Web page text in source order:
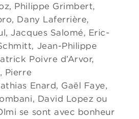
Philippe Grimbert,
Dany Laferrière,
Jacques Salomé, Eric-
Jean-Philippe
Poivre d’Arvor,
Pierre
Enard, Gaël Faye,
David Lopez ou
se sont avec bonheur